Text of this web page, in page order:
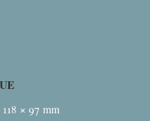
× 97 mm